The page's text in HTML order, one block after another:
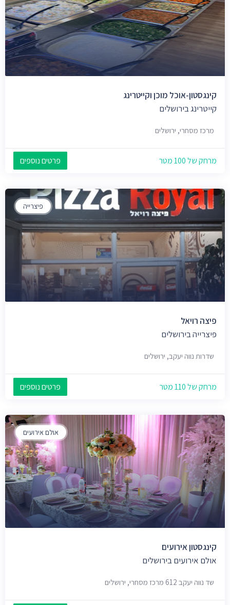
קינגסטון-אוכל מוכן וקייטרינג
קייטרינג בירושלים
מרכז מסחרי, ירושלים
מרחק של 100 מטר פרטים נוספים
פיצרייה
פיצה רויאל
פיצרייה בירושלים
שדרות נווה יעקב, ירושלים
מרחק של 110 מטר פרטים נוספים
אולם אירועים
קינגסטון אירועים
אולם אירועים בירושלים
שד נווה יעקב 612 מרכז מסחרי, ירושלים